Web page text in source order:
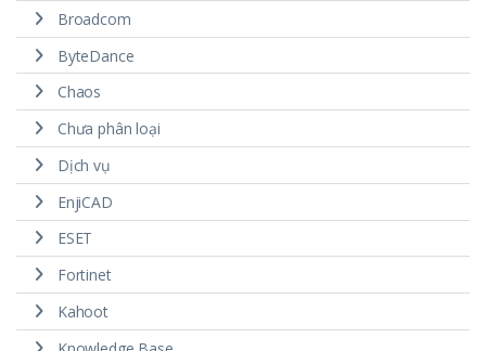
Broadcom
ByteDance
Chaos
Chưa phân loại
Dịch vụ
EnjiCAD
ESET
Fortinet
Kahoot